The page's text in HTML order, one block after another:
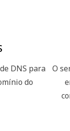
DNS para
do
O